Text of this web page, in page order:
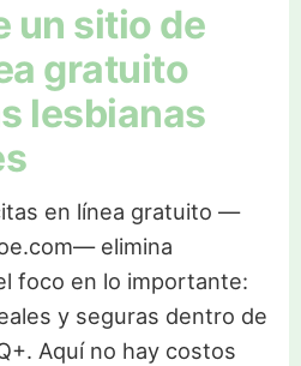
un sitio de
gratuito
lesbianas
en línea gratuito —
elimina
foco en lo importante:
y seguras dentro de
Aquí no hay costos